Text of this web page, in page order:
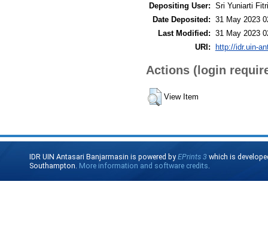
Depositing User: Sri Yuniarti
Date Deposited: 31 May 2023
Last Modified: 31 May 2023
URI: http://idr.uin-
Actions (login
View Item
IDR UIN Antasari Banjarmasin is powered byEPrints 3 which is
Southampton. More information and software credits.